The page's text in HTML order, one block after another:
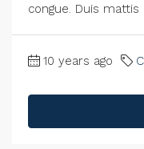
congue. Duis mattis
10 years ago